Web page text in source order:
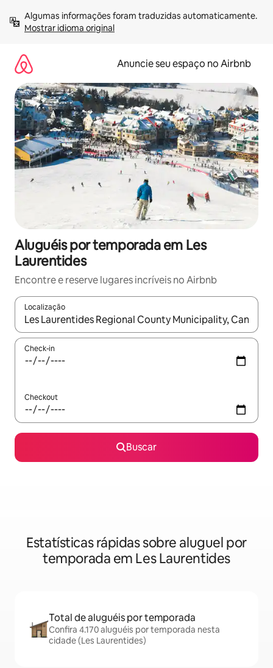
para
Mostrar idioma original
Anuncie seu espaço no Airbnb
Aluguéis por temporada em Les
Laurentides
Encontre e reserve lugares incríveis no Airbnb
Localização
Quando os resultados estiverem disponíveis, explore-os
Check-in
Checkout
Buscar
Estatísticas rápidas sobre aluguel por
temporada em Les Laurentides
Total de aluguéis por temporada
Confira 4.170 aluguéis por temporada nesta
cidade (Les Laurentides)